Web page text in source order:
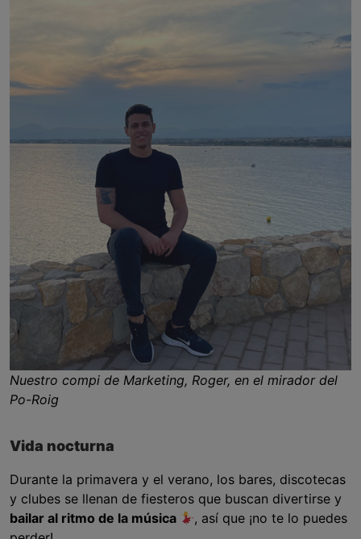
Nuestro compi de Marketing, Roger, en el mirador del
Po-Roig
Vida nocturna
Durante la primavera y el verano, los bares, discotecas
y clubes se llenan de fiesteros que buscan divertirse y
bailar al ritmo de la música
, así que ¡no te lo puedes